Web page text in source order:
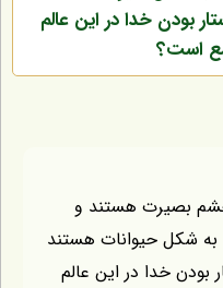
این عالم
و
هستند
این عالم